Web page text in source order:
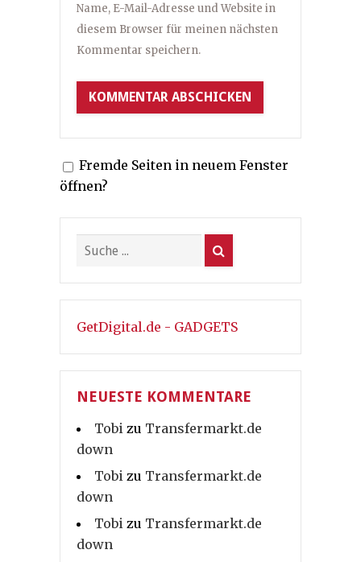
Name, E-Mail-Adresse und Website in
diesem Browser für meinen nächsten
Kommentar speichern.
Fremde Seiten in neuem Fenster
öffnen?
GetDigital.de - GADGETS
NEUESTE KOMMENTARE
Tobi zu Transfermarkt.de
down
Tobi zu Transfermarkt.de
down
Tobi zu Transfermarkt.de
down